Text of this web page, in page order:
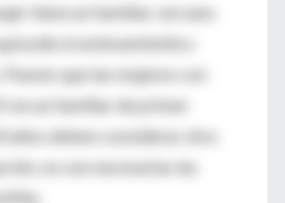
tiene un familiar cercano
tromboembólico
que las mujeres con
en un familiar de primer
años deben considerar otra
no son necesarias las